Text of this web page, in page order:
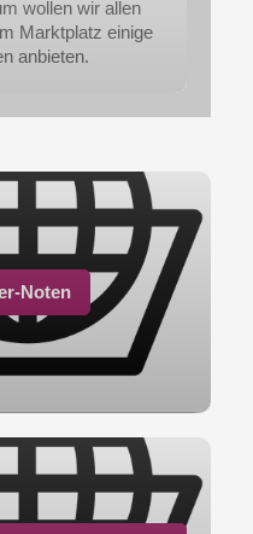
wollen wir allen
Marktplatz einige
anbieten.
Noten